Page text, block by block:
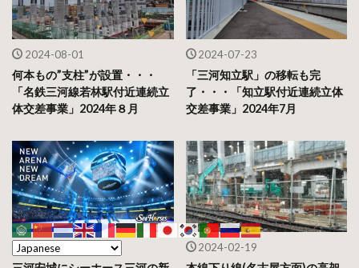
2024-08-01
何本もの”支柱”が設置・・・
「名鉄三河線若林駅付近連続立
体交差事業」2024年８月
2024-07-23
「三河知立駅」の移転も完
了・・・「知立駅付近連続立体
交差事業」2024年7月
2024-06-03 2024-02-19